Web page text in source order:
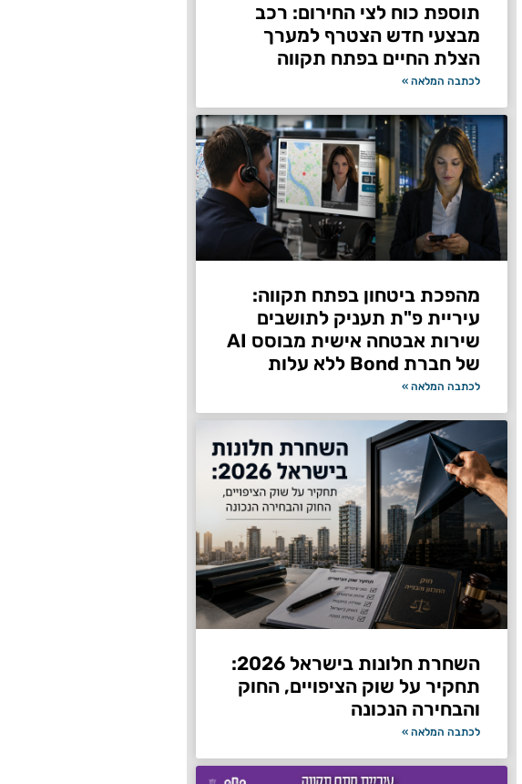
תוספת כוח לצי החירום: רכב
מבצעי חדש הצטרף למערך
הצלת החיים בפתח תקווה
לכתבה המלאה »
מהפכת ביטחון בפתח תקווה:
עיריית פ"ת תעניק לתושבים
שירות אבטחה אישית מבוסס AI
של חברת Bond ללא עלות
לכתבה המלאה »
השחרת חלונות בישראל 2026:
תחקיר על שוק הציפויים, החוק
והבחירה הנכונה
לכתבה המלאה »